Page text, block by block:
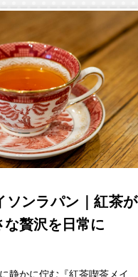
ソンラパン｜紅茶が
な贅沢を日常に
静かに佇む『紅茶喫茶メイ